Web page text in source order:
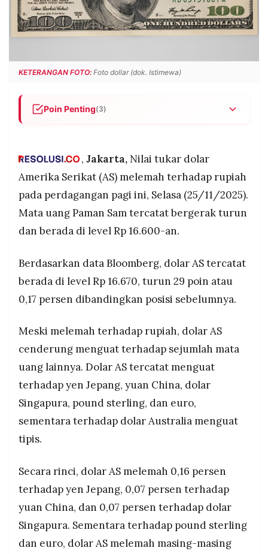
POLICY WARGA
INFORMASI
IKLAN
KIRIM
PENGADUAN TERM
OF
PT.
RESOLUSI
PRAMUDITA
©
-
2026
PT.
RESOLUSI
PRAMUDITA
KETERANGAN FOTO: Foto dollar (dok. Istimewa)
Poin Penting(3)
mata uang global.
Melemah terhadap yen, yuan, pound, euro;
menguat tipis terhadap dolar Australia.
, Jakarta,Nilai tukar dolar
Amerika Serikat (AS) melemah terhadap rupiah
pada perdagangan pagi ini, Selasa (25/11/2025).
Mata uang Paman Sam tercatat bergerak turun
dan berada di level Rp 16.600-an.
Berdasarkan data Bloomberg, dolar AS tercatat
berada di level Rp 16.670, turun 29 poin atau
0,17 persen dibandingkan posisi sebelumnya.
Meski melemah terhadap rupiah, dolar AS
cenderung menguat terhadap sejumlah mata
uang lainnya. Dolar AS tercatat menguat
terhadap yen Jepang, yuan China, dolar
Singapura, pound sterling, dan euro,
sementara terhadap dolar Australia menguat
tipis.
Secara rinci, dolar AS melemah 0,16 persen
terhadap yen Jepang, 0,07 persen terhadap
yuan China, dan 0,07 persen terhadap dolar
Singapura. Sementara terhadap pound sterling
dan euro, dolar AS melemah masing-masing